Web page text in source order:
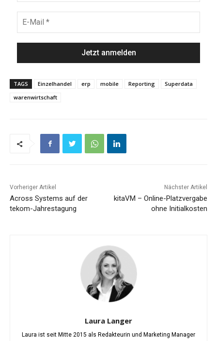
TAGS Einzelhandel erp mobile Reporting
Superdata
warenwirtschaft
Vorheriger Artikel
Across Systems auf der
tekom-Jahrestagung
Nächster Artikel
kitaVM – Online-Platzvergabe
ohne Initialkosten
Laura Langer
Laura ist seit Mitte 2015 als Redakteurin und Marketing Manager